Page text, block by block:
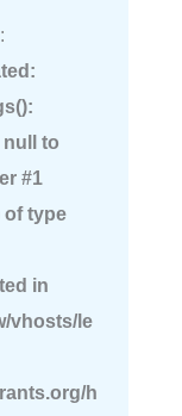
:
null to
#1
of type
in
vhosts/le
h